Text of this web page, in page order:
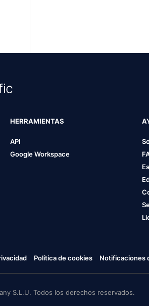
HERRAMIENTAS
API
Google Workspace
Política de cookies Notificaciones
S.L.U. Todos los derechos reservados.